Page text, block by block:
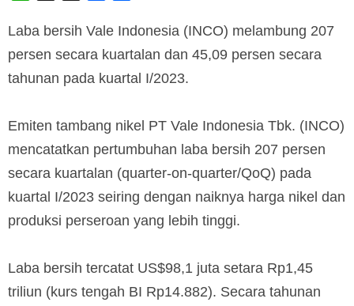
Laba bersih Vale Indonesia (INCO) melambung 207
persen secara kuartalan dan 45,09 persen secara
tahunan pada kuartal I/2023.
Emiten tambang nikel PT Vale Indonesia Tbk. (INCO)
mencatatkan pertumbuhan laba bersih 207 persen
secara kuartalan (quarter-on-quarter/QoQ) pada
kuartal I/2023 seiring dengan naiknya harga nikel dan
produksi perseroan yang lebih tinggi.
Laba bersih tercatat US$98,1 juta setara Rp1,45
triliun (kurs tengah BI Rp14.882). Secara tahunan